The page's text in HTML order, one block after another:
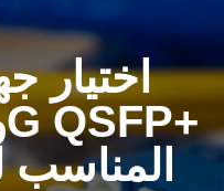
اختيار
LR4 المناسب لشبكتك